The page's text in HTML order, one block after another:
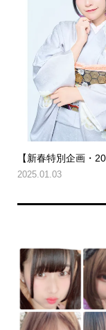
【新春特別企画・
2025.01.03